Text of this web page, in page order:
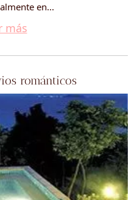
en...
más
románticos